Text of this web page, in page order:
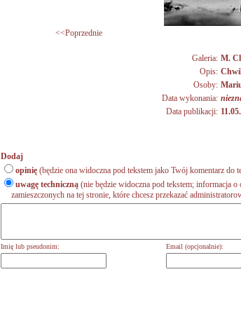
<<Poprzednie
Galeria: M.
Opis:
Osoby:
Data wykonania:
Data publikacji:
Dodaj
opinię (będzie ona widoczna pod tekstem jako Twój komentarz do
uwagę techniczną (nie będzie widoczna pod tekstem; informacja
zamieszczonych na tej stronie, które chcesz przekazać
Imię lub pseudonim: Email (opcjonalnie):